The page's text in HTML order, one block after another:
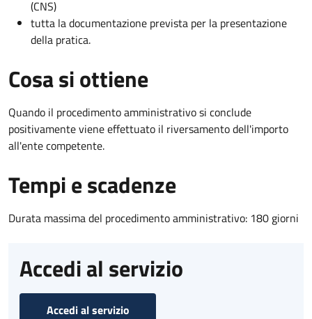
(CNS)
tutta la documentazione prevista per la presentazione
della pratica.
Cosa si ottiene
Quando il procedimento amministrativo si conclude
positivamente viene effettuato il riversamento dell'importo
all'ente competente.
Tempi e scadenze
Durata massima del procedimento amministrativo: 180 giorni
Accedi al servizio
Accedi al servizio